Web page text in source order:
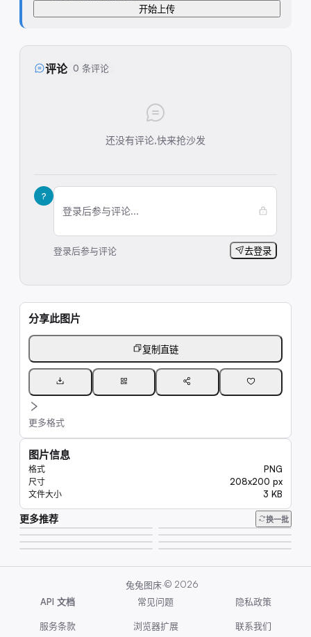
开始上传
评论 0 条评论
还没有评论,快来抢沙发
?
登录后参与评论...
登录后参与评论 去登录
分享此图片
复制直链
更多格式
图片信息
格式 PNG
尺寸 208x200 px
文件大小 3 KB
更多推荐 换一批
12K
7.8K
46K
6.9K
217K
29K
15K
兔兔图床·© 2026
API 文档
常见问题 隐私政策
服务条款 浏览器扩展 联系我们